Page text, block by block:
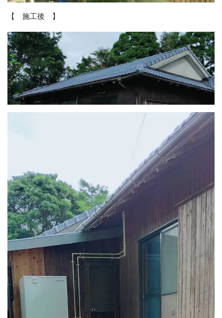
【 施工後 】